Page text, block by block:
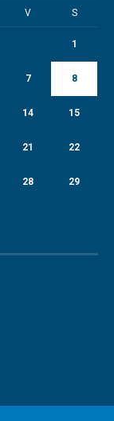
V S
1
7 8
14 15
21 22
28 29